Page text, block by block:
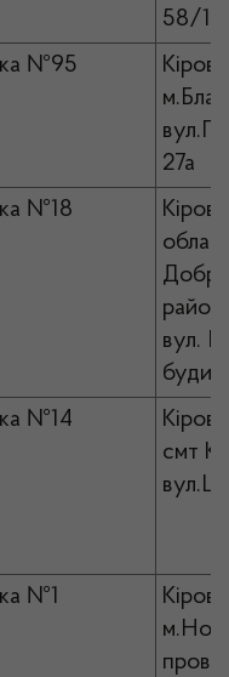
58/12
№95
27а
№18
район
вул.
№14
смт
№1